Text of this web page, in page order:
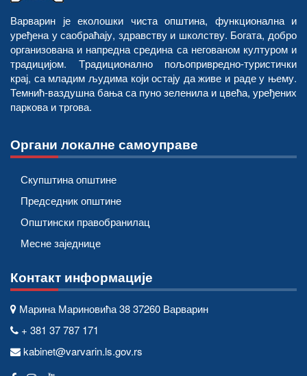
Варварин је еколошки чиста општина, функционална и
уређена у саобраћају, здравству и школству. Богата, добро
организована и напредна средина са негованом културом и
традицијом. Tрадиционално пољопривредно-туристички
крај, са младим људима који остају да живе и раде у њему.
Темнић-ваздушна бања са пуно зеленила и цвећа, уређених
паркова и тргова.
Органи локалне самоуправе
Скупштина општине
Председник општине
Општински правобранилац
Месне заједнице
Контакт информације
Марина Мариновића 38 37260 Варварин
+ 381 37 787 171
kabinet@varvarin.ls.gov.rs